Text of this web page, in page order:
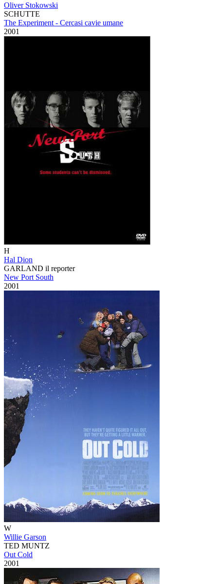
Oliver Stokowski
SCHUTTE
The Experiment - Cercasi cavie umane
2001
H
Hal Dion
GARLAND il reporter
New Port South
2001
W
Willie Garson
TED MUNTZ
Out Cold
2001